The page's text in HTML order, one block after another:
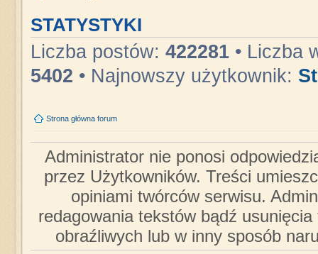
STATYSTYKI
Liczba postów: 422281• Liczba
5402 • Najnowszy użytkownik:
Strona główna forum
Administrator nie ponosi
przez Użytkowników. Treści
opiniami twórców serwisu.
redagowania tekstów bądź
obraźliwych lub w inny sposób